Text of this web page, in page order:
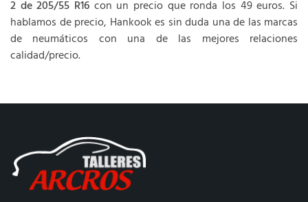
2 de 205/55 R16 con un precio que ronda los 49 euros. Si
hablamos de precio, Hankook es sin duda una de las marcas
de neumáticos con una de las mejores relaciones
calidad/precio.